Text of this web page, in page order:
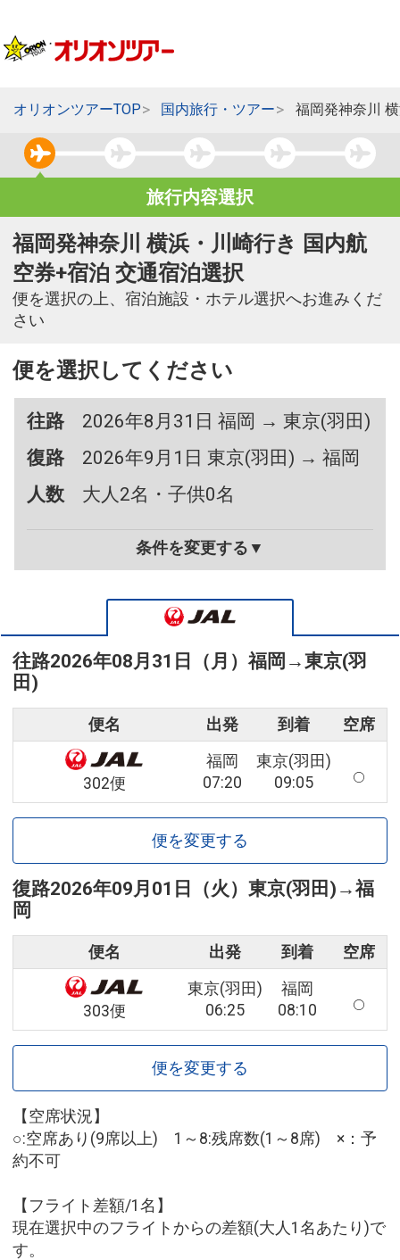
オリオンツアーTOP 国内旅行・ツアー 福岡発神奈川
旅行内容選択
福岡発神奈川 横浜・川崎行き 国内航
空券+宿泊 交通宿泊選択
便を選択の上、宿泊施設・ホテル選択へお進みくだ
さい
便を選択してください
往路
2026年8月31日 福岡 → 東京(羽田)
復路
2026年9月1日 東京(羽田) → 福岡
人数
大人2名・子供0名
条件を変更する▼
往路2026年08月31日（月）福岡 →東京(羽
田)
便名 出発 到着 空席
302便
福岡
07:20
東京(羽田)
09:05
便を変更する
復路2026年09月01日（火） 東京(羽田) →福
岡
便名 出発 到着 空席
303便
東京(羽田)
06:25
福岡
08:10
便を変更する
【空席状況】
○:空席あり(9席以上) 1～8:残席数(1～8席) ×：予
約不可
【フライト差額/1名】
現在選択中のフライトからの差額(大人1名あたり)で
す。